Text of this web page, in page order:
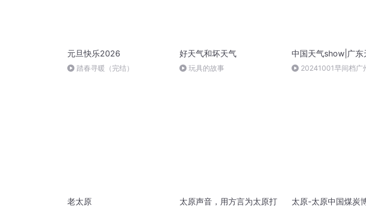
元旦快乐2026
踏春寻暖（完结）
好天气和坏天气
玩具的故事
中国天气show|广东
20241001早间档广
老太原
太原声音，用方言为太原打
太原-太原中国煤炭